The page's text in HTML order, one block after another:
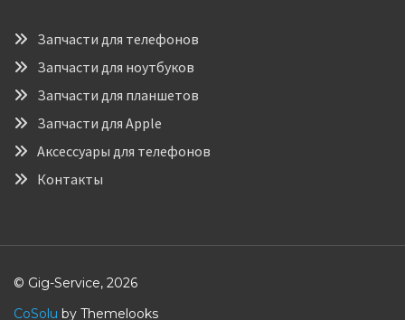
Запчасти для телефонов
Запчасти для ноутбуков
Запчасти для планшетов
Запчасти для Apple
Аксессуары для телефонов
Контакты
© Gig-Service, 2026
CoSolu by Themelooks